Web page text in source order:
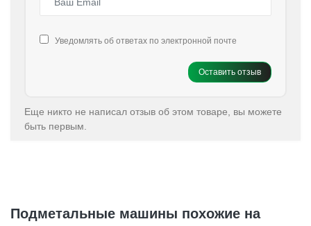
Уведомлять об ответах по электронной почте
Оставить отзыв
Еще никто не написал отзыв об этом товаре, вы можете
быть первым.
Подметальные машины похожие на